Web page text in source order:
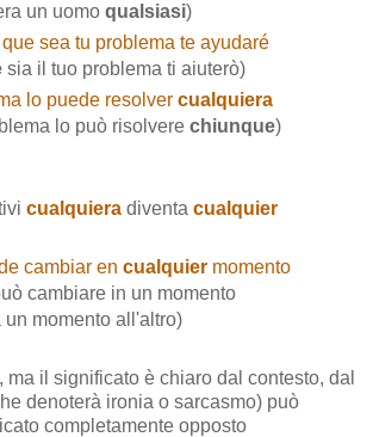
un uomo qualsiasi)
que sea tu problema te ayudaré
sia il tuo problema ti aiuterò)
lo puede resolver cualquiera
lo può risolvere chiunque)
cualquiera diventa cualquier
cambiar en cualquier momento
cambiare in un momento
momento all'altro)
ma il significato è chiaro dal contesto, dal
denoterà ironia o sarcasmo) può
completamente opposto